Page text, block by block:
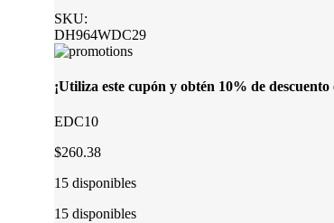
SKU:
DH964WDC29
¡Utiliza este cupón y obtén 10% de
EDC10
$260.38
15 disponibles
15 disponibles